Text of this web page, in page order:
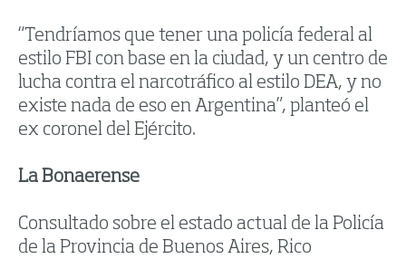
“Tendríamos que tener una policía federal al
estilo FBI con base en la ciudad, y un centro de
lucha contra el narcotráfico al estilo DEA, y no
existe nada de eso en Argentina”, planteó el
ex coronel del Ejército.
La Bonaerense
Consultado sobre el estado actual de la Policía
de la Provincia de Buenos Aires, Rico